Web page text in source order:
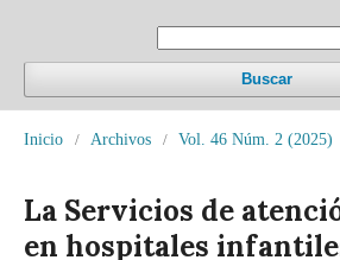
Buscar
Inicio / Archivos / Vol. 46 Núm. 2 (2025)
La Servicios de
en hospitales